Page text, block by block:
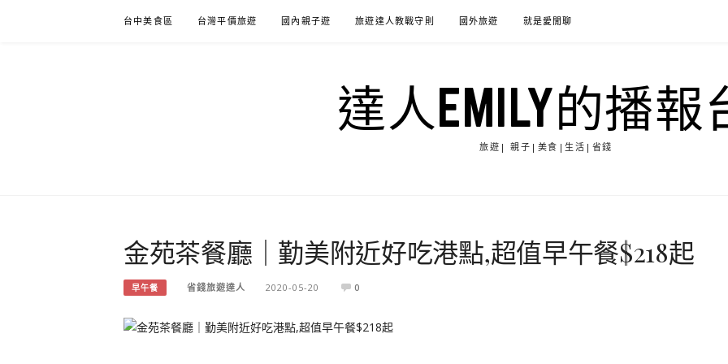
台中美食區 台灣平價旅遊 國內親子遊 旅遊達人教戰守則 國外旅遊 就是愛閒聊
達人EMILY的播報
旅遊| 親子|美食|生活|省錢
金苑茶餐廳｜勤美附近好吃港點,超值早午餐$218起
早午餐 省錢旅遊達人 2020-05-20 0